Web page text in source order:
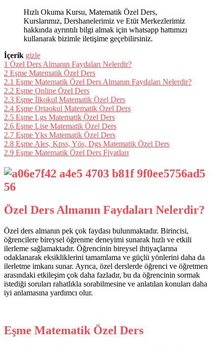
Hızlı Okuma Kursu, Matematik Özel Ders,
Kurslarımız, Dershanelerimiz ve Etüt Merkezlerimiz
hakkında ayrıntılı bilgi almak için whatsapp hattımızı
kullanarak bizimle iletişime geçebilirsiniz.
İçerik gizle
1 Özel Ders Almanın Faydaları Nelerdir?
2 Eşme Matematik Özel Ders
2.1 Eşme Matematik Özel Ders Almanın Faydaları Nelerdir?
2.2 Eşme Online Özel Ders
2.3 Eşme İlkokul Matematik Özel Ders
2.4 Eşme Ortaokul Matematik Özel Ders
2.5 Eşme Lgs Matematik Özel Ders
2.6 Eşme Lise Matematik Özel Ders
2.7 Eşme Yks Matematik Özel Ders
2.8 Eşme Ales, Kpss, Yös, Dgs Matematik Özel Ders
2.9 Eşme Matematik Özel Ders Fiyatları
Özel Ders Almanın Faydaları Nelerdir?
Özel ders almanın pek çok faydası bulunmaktadır. Birincisi,
öğrencilere bireysel öğrenme deneyimi sunarak hızlı ve etkili
ilerleme sağlamaktadır. Öğrencinin bireysel ihtiyaçlarına
odaklanarak eksikliklerini tamamlama ve güçlü yönlerini daha da
ilerletme imkanı sunar. Ayrıca, özel derslerde öğrenci ve öğretmen
arasındaki etkileşim çok daha fazladır, bu da öğrencinin sormak
istediği soruları rahatlıkla sorabilmesine ve anlatılan konuları daha
iyi anlamasına yardımcı olur.
Eşme Matematik Özel Ders